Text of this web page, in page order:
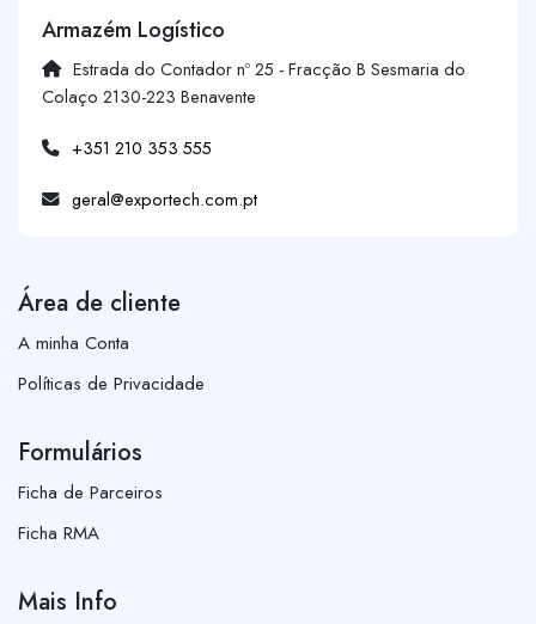
Armazém Logístico
Estrada do Contador nº 25 - Fracção B Sesmaria do
Colaço 2130-223 Benavente
+351 210 353 555
geral@exportech.com.pt
Área de cliente
A minha Conta
Políticas de Privacidade
Formulários
Ficha de Parceiros
Ficha RMA
Mais Info